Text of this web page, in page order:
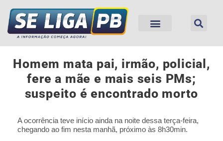
Homem mata pai, irmão, policial,
fere a mãe e mais seis PMs;
suspeito é encontrado morto
A ocorrência teve início ainda na noite dessa terça-feira,
chegando ao fim nesta manhã, próximo às 8h30min.